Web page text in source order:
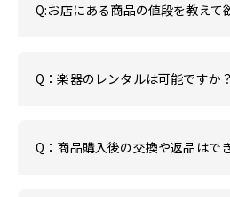
Q:お店にある商品の値段を教えて
Q：楽器のレンタルは可能ですか？
Q：商品購入後の交換や返品はで